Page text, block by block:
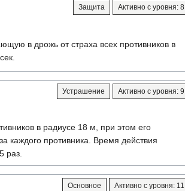
Активно с уровня: 8
Защита
в дрожь от страха всех противников в
Активно с уровня: 9
Устрашение
в радиусе 18 м, при этом его
каждого противника. Время действия
раз.
Активно с уровня: 11
Основное